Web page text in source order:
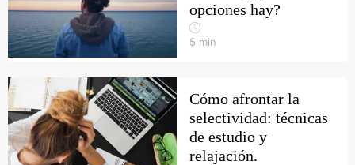
opciones hay?
5 min
Cómo afrontar la
selectividad: técnicas
de estudio y
relajación.